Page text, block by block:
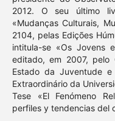
2012. O seu último
«Mudanças Culturais,
2104, pelas Edições
intitula-se «Os Jovens
editado, em 2007, pelo
Estado da Juventude
Extraordinário da
Tese «El Fenómeno
perfiles y tendencias del